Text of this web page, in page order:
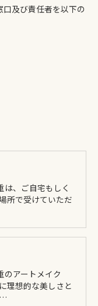
及び責任者を以下の
は、ご自宅もしく
所で受けていただ
のアートメイク
理想的な美しさと